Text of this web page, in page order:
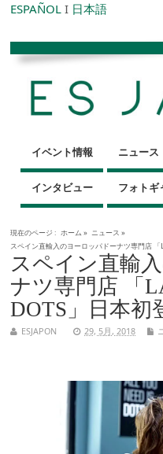
ESPAÑOL I 日本語
イベント情報 ニュース
インタビュー フォトギ
現在のページ : ホーム » ニュース »
スペイン直輸入のヨーロッパドーナツ専門店 「
スペイン直輸
ナツ専門店 「
DOTS」日本初
ESJAPON 29, 5月, 2018